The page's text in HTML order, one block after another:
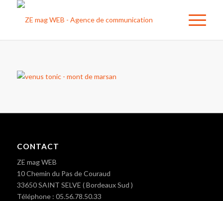
CONTACT
ZE mag WEB
10 Chemin du Pas de Couraud
33650 SAINT SELVE ( Bordeaux Sud )
Téléphone : 05.56.78.50.33